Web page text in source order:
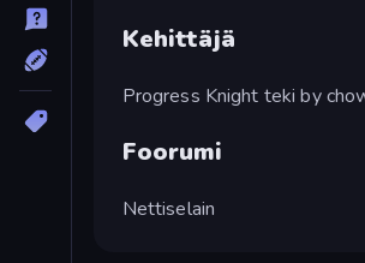
Kehittäjä
Progress Knight teki by
Foorumi
Nettiselain